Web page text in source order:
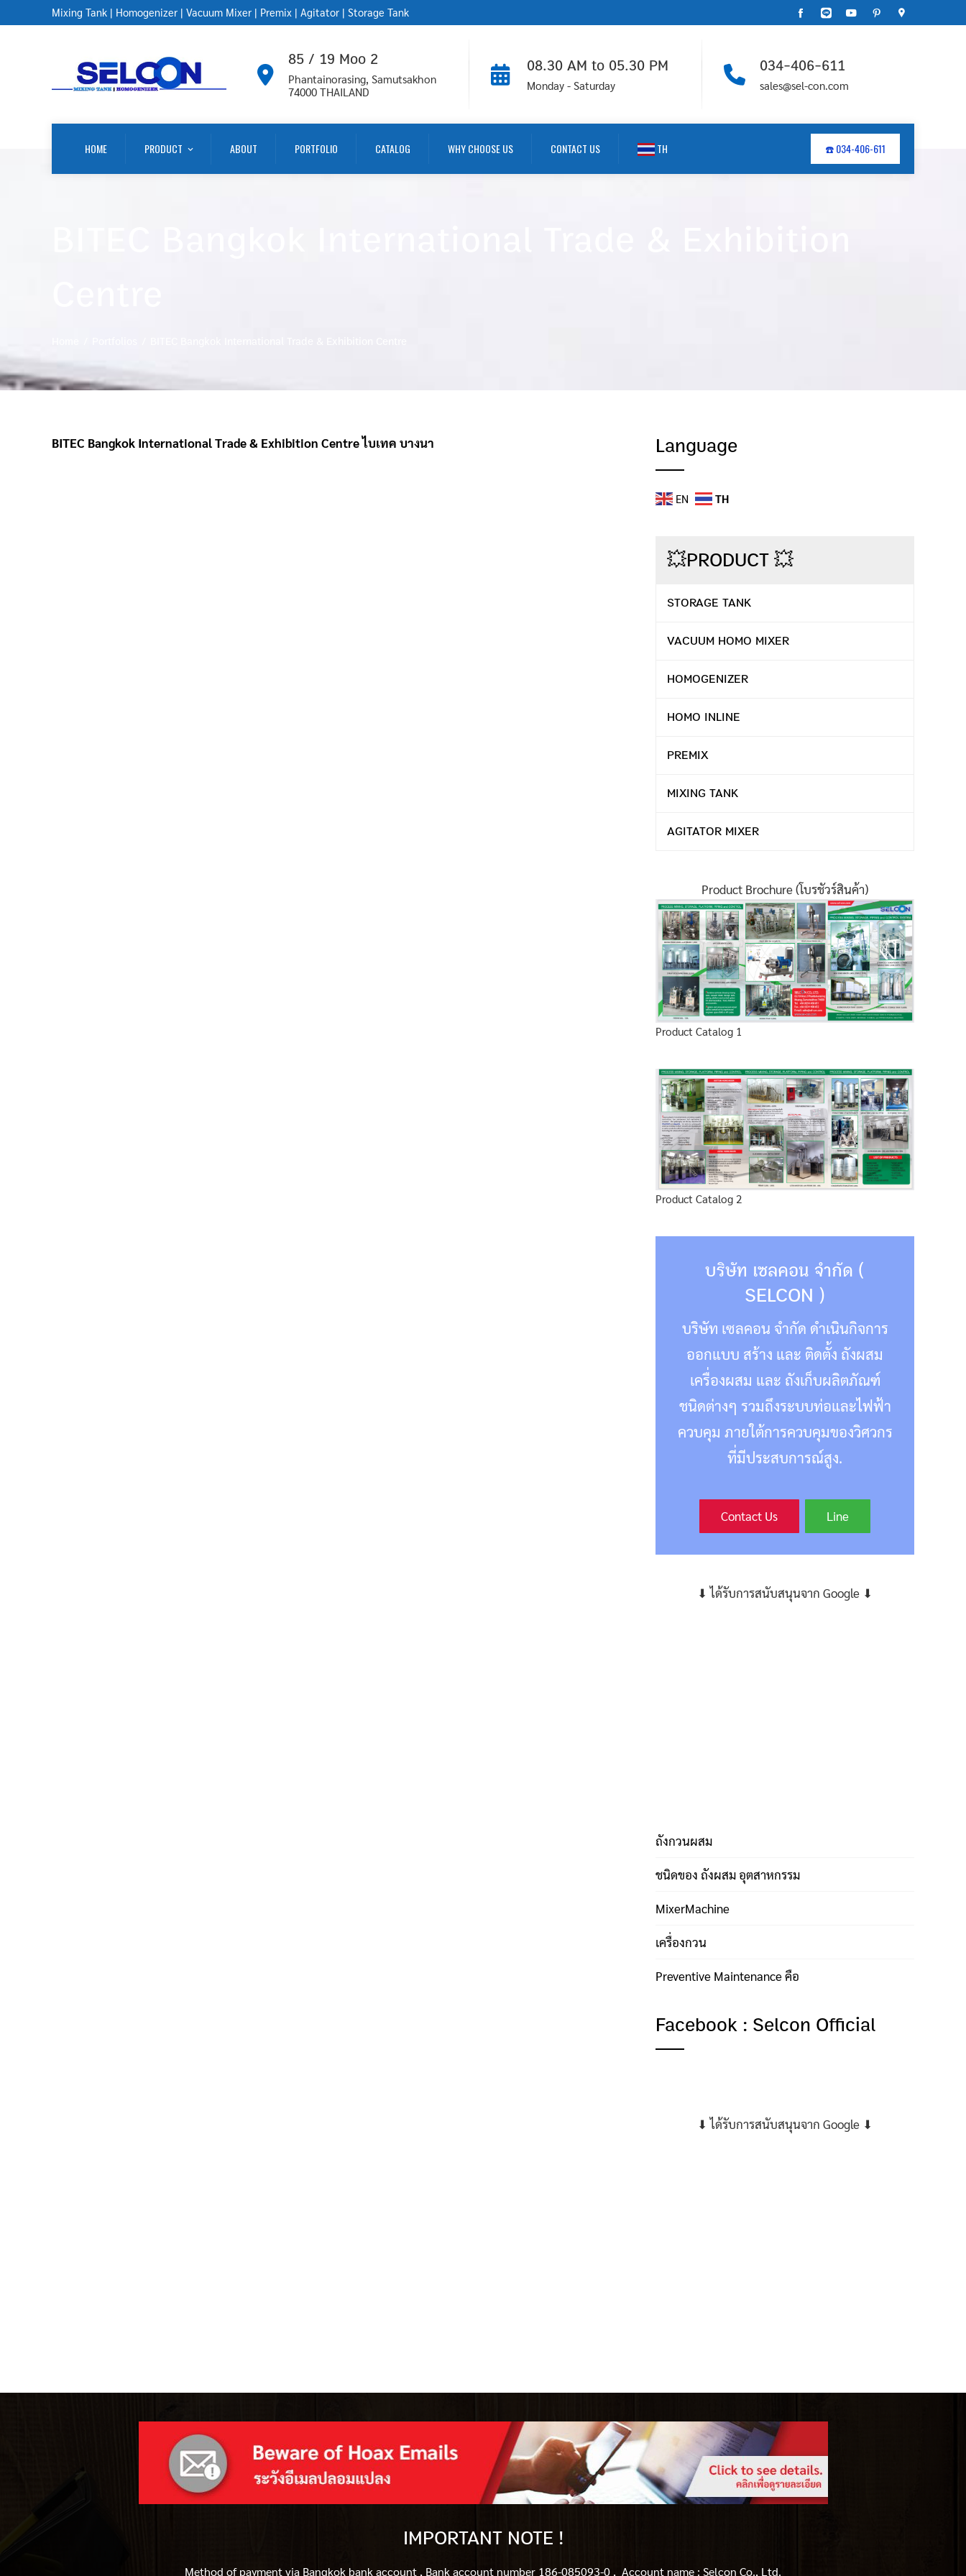
Mixing Tank | Homogenizer | Vacuum Mixer | Premix | Agitator | Storage Tank
85 / 19 Moo 2
Phantainorasing, Samutsakhon
74000 THAILAND
08.30 AM to 05.30 PM
Monday - Saturday
034-406-611
sales@sel-con.com
HOME PRODUCT ABOUT PORTFOLIO CATALOG WHY CHOOSE US CONTACT US TH ☎️ 034-406-611
BITEC Bangkok International Trade & Exhibition Centre ไบเทค บางนา Language
EN TH
💥PRODUCT 💥
STORAGE TANK
VACUUM HOMO MIXER
HOMOGENIZER
HOMO INLINE
PREMIX
MIXING TANK
AGITATOR MIXER
Product Brochure (โบรชัวร์สินค้า)
Product Catalog 1
Product Catalog 2
บริษัท เซลคอน จำกัด (
SELCON )
บริษัท เซลคอน จำกัด ดำเนินกิจการ
ออกแบบ สร้าง และ ติดตั้ง ถังผสม
เครื่องผสม และ ถังเก็บผลิตภัณฑ์
ชนิดต่างๆ รวมถึงระบบท่อและไฟฟ้า
ควบคุม ภายใต้การควบคุมของวิศวกร
ที่มีประสบการณ์สูง.
Contact Us Line
⬇ ได้รับการสนับสนุนจาก Google ⬇
ถังกวนผสม
ชนิดของ ถังผสม อุตสาหกรรม
MixerMachine
เครื่องกวน
Preventive Maintenance คือ
Facebook : Selcon Official
⬇ ได้รับการสนับสนุนจาก Google ⬇
IMPORTANT NOTE !
Method of payment via Bangkok bank account , ฺBank account number 186-085093-0 , Account name : Selcon Co., Ltd.